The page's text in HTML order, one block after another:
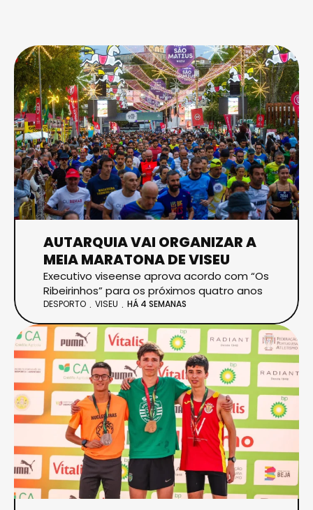
AUTARQUIA VAI ORGANIZAR A
MEIA MARATONA DE VISEU
Executivo viseense aprova acordo com “Os
Ribeirinhos” para os próximos quatro anos
DESPORTO VISEU HÁ 4 SEMANAS